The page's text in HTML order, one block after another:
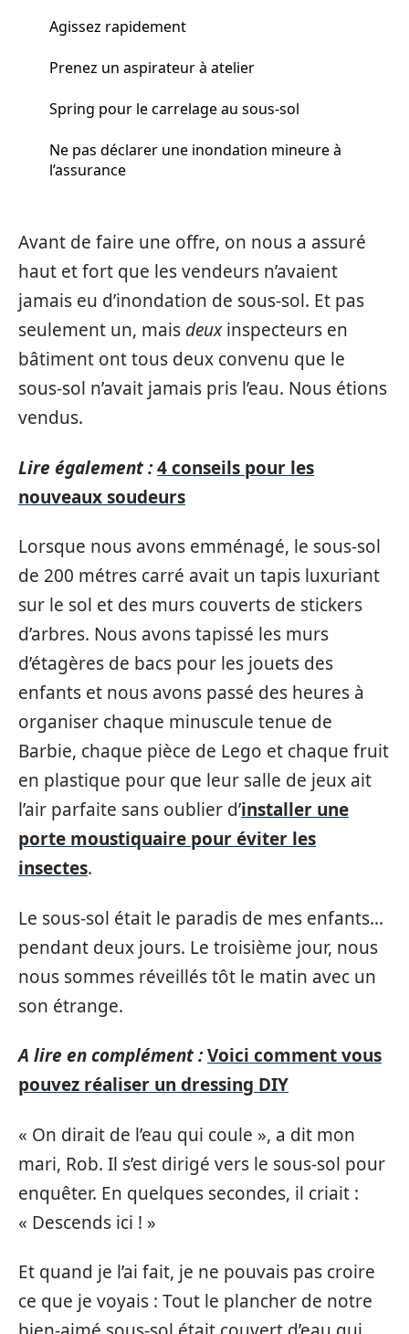
Agissez rapidement
Prenez un aspirateur à atelier
Spring pour le carrelage au sous-sol
Ne pas déclarer une inondation mineure à
l’assurance
Avant de faire une offre, on nous a assuré
haut et fort que les vendeurs n’avaient
jamais eu d’inondation de sous-sol. Et pas
seulement un, mais deuxinspecteurs en
bâtiment ont tous deux convenu que le
sous-sol n’avait jamais pris l’eau. Nous étions
vendus.
Lire également :4 conseils pour les
nouveaux soudeurs
Lorsque nous avons emménagé, le sous-sol
de 200 métres carré avait un tapis luxuriant
sur le sol et des murs couverts de stickers
d’arbres. Nous avons tapissé les murs
d’étagères de bacs pour les jouets des
enfants et nous avons passé des heures à
organiser chaque minuscule tenue de
Barbie, chaque pièce de Lego et chaque fruit
en plastique pour que leur salle de jeux ait
l’air parfaite sans oublier d’installer une
porte moustiquaire pour éviter les
insectes.
Le sous-sol était le paradis de mes enfants…
pendant deux jours. Le troisième jour, nous
nous sommes réveillés tôt le matin avec un
son étrange.
A lire en complément :Voici comment vous
pouvez réaliser un dressing DIY
« On dirait de l’eau qui coule », a dit mon
mari, Rob. Il s’est dirigé vers le sous-sol pour
enquêter. En quelques secondes, il criait :
« Descends ici ! »
Et quand je l’ai fait, je ne pouvais pas croire
ce que je voyais : Tout le plancher de notre